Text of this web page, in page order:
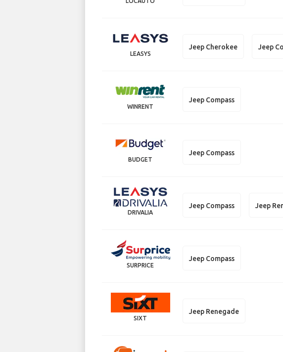
LEASYS
Jeep Cherokee Jeep
WINRENT
Jeep Compass
BUDGET
Jeep Compass
DRIVALIA
Jeep Compass Jeep
SURPRICE
Jeep Compass
SIXT
Jeep Renegade